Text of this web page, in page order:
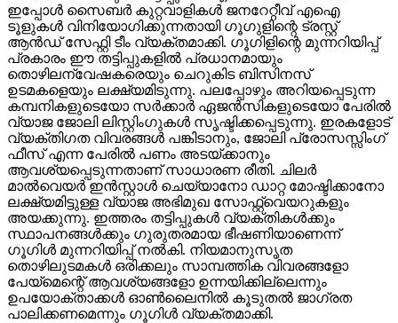
ഇപ്പോള്‍ സൈബര്‍ കുറ്റവാളികള്‍ ജനറേറ്റീവ് എഐ
ടൂളുകള്‍ വിനിയോഗിക്കുന്നതായി ഗൂഗുളിന്റെ ട്രസ്റ്റ്
ആന്‍ഡ് സേഫ്റ്റി ടീം വ്യക്തമാക്കി. ഗൂഗിളിന്റെ മുന്നറിയിപ്പ്
പ്രകാരം ഈ തട്ടിപ്പുകളില്‍ പ്രധാനമായും
തൊഴിലന്വേഷകരെയും ചെറുകിട ബിസിനസ്
ഉടമകളെയും ലക്ഷ്യമിടുന്നു. പലപ്പോഴും അറിയപ്പെടുന്ന
കമ്പനികളുടെയോ സര്‍ക്കാര്‍ ഏജന്‍സികളുടെയോ പേരില്‍
വ്യാജ ജോലി ലിസ്റ്റിംഗുകള്‍ സൃഷ്ടിക്കപ്പെടുന്നു. ഇരകളോട്
വ്യക്തിഗത വിവരങ്ങള്‍ പങ്കിടാനും, ജോലി പ്രോസസ്സിംഗ്
ഫീസ് എന്ന പേരില്‍ പണം അടയ്ക്കാനും
ആവശ്യപ്പെടുന്നതാണ് സാധാരണ രീതി. ചിലര്‍
മാല്‍വെയര്‍ ഇന്‍സ്റ്റാള്‍ ചെയ്യാനോ ഡാറ്റ മോഷ്ടിക്കാനോ
ലക്ഷ്യമിട്ടുള്ള വ്യാജ അഭിമുഖ സോഫ്റ്റ്‌വെയറുകളും
അയക്കുന്നു. ഇത്തരം തട്ടിപ്പുകള്‍ വ്യക്തികള്‍ക്കും
സ്ഥാപനങ്ങള്‍ക്കും ഗുരുതരമായ ഭീഷണിയാണെന്ന്
ഗൂഗിള്‍ മുന്നറിയിപ്പ് നല്‍കി. നിയമാനുസൃത
തൊഴിലുടമകള്‍ ഒരിക്കലും സാമ്പത്തിക വിവരങ്ങളോ
പേയ്‌മെന്റെ് ആവശ്യങ്ങളോ ഉന്നയിക്കില്ലെന്നും
ഉപയോക്താക്കള്‍ ഓണ്‍ലൈനില്‍ കൂടുതല്‍ ജാഗ്രത
പാലിക്കണമെന്നും ഗൂഗിള്‍ വ്യക്തമാക്കി.